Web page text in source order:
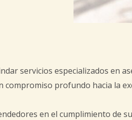
servicios especializados en
profundo hacia la
en el cumplimiento de